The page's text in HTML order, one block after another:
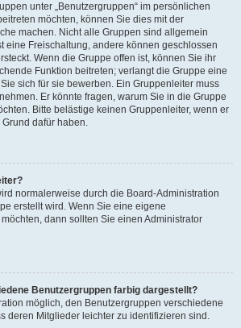
unter „Benutzergruppen“ im persönlichen
möchten, können Sie dies mit der
machen. Nicht alle Gruppen sind allgemein
eine Freischaltung, andere können geschlossen
Wenn die Gruppe offen ist, können Sie ihr
Funktion beitreten; verlangt die Gruppe eine
sich für sie bewerben. Ein Gruppenleiter muss
Er könnte fragen, warum Sie in die Gruppe
Bitte belästige keinen Gruppenleiter, wenn er
dafür haben.
normalerweise durch die Board-Administration
erstellt wird. Wenn Sie eine eigene
dann sollten Sie einen Administrator
Benutzergruppen farbig dargestellt?
möglich, den Benutzergruppen verschiedene
deren Mitglieder leichter zu identifizieren sind.